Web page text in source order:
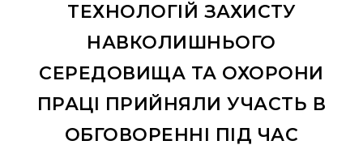
ТЕХНОЛОГІЙ ЗАХИСТУ
НАВКОЛИШНЬОГО
СЕРЕДОВИЩА ТА ОХОРОНИ
ПРАЦІ ПРИЙНЯЛИ УЧАСТЬ В
ОБГОВОРЕННІ ПІД ЧАС